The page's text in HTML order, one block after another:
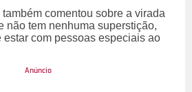
comentou sobre a virada
não tem nenhuma superstição,
estar com pessoas especiais ao